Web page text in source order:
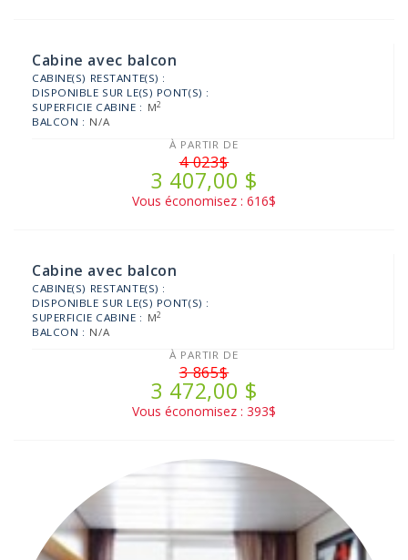
Cabine avec balcon
CABINE(S) RESTANTE(S) :
DISPONIBLE SUR LE(S) PONT(S) :
SUPERFICIE CABINE : M2
BALCON : N/A
À PARTIR DE
4 023$
3 407,00 $
Vous économisez : 616$
Cabine avec balcon
CABINE(S) RESTANTE(S) :
DISPONIBLE SUR LE(S) PONT(S) :
SUPERFICIE CABINE : M2
BALCON : N/A
À PARTIR DE
3 865$
3 472,00 $
Vous économisez : 393$